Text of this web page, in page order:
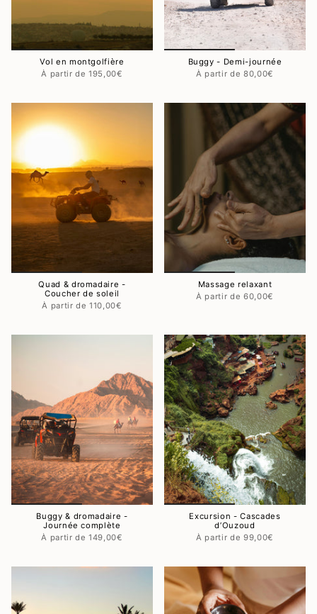
Vol en montgolfière
195,00€
Buggy - Demi-journée
80,00€
Quad & dromadaire -
Coucher de soleil
110,00€
Massage relaxant
60,00€
Buggy & dromadaire -
Journée complète
149,00€
Excursion - Cascades
d’Ouzoud
99,00€